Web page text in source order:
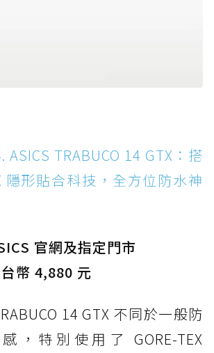
ASICS TRABUCO 14 GTX：搭
隱形貼合科技，全方位防水神
官網及指定門市
幣 4,880 元
14 GTX 不同於一般防
，特別使用了 GORE-TEX